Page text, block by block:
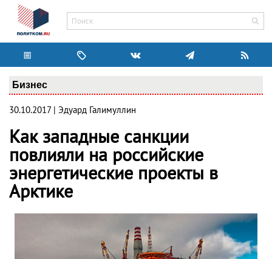
Бизнес
30.10.2017 | Эдуард Галимуллин
Как западные санкции
повлияли на российские
энергетические проекты в
Арктике